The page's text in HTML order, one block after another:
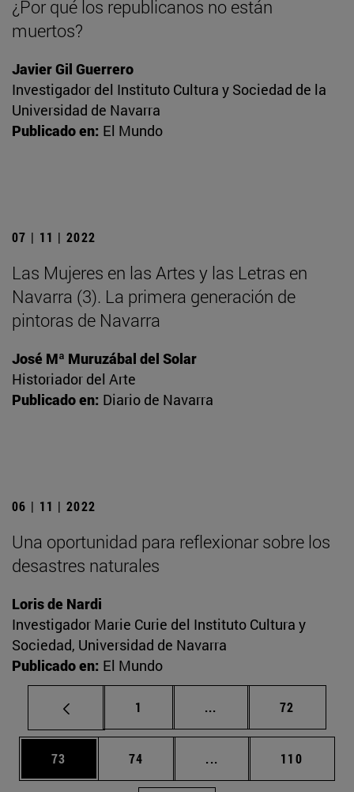
¿Por qué los republicanos no están
muertos?
Javier Gil Guerrero
Investigador del Instituto Cultura y Sociedad de la
Universidad de Navarra
Publicado en: El Mundo
07 | 11 | 2022
Las Mujeres en las Artes y las Letras en
Navarra (3). La primera generación de
pintoras de Navarra
José Mª Muruzábal del Solar
Historiador del Arte
Publicado en: Diario de Navarra
06 | 11 | 2022
Una oportunidad para reflexionar sobre los
desastres naturales
Loris de Nardi
Investigador Marie Curie del Instituto Cultura y
Sociedad, Universidad de Navarra
Publicado en: El Mundo
Página
1 ... Páginas intermedias
Página
72
Página
73 Página
74 ... Páginas intermedias
Página
110